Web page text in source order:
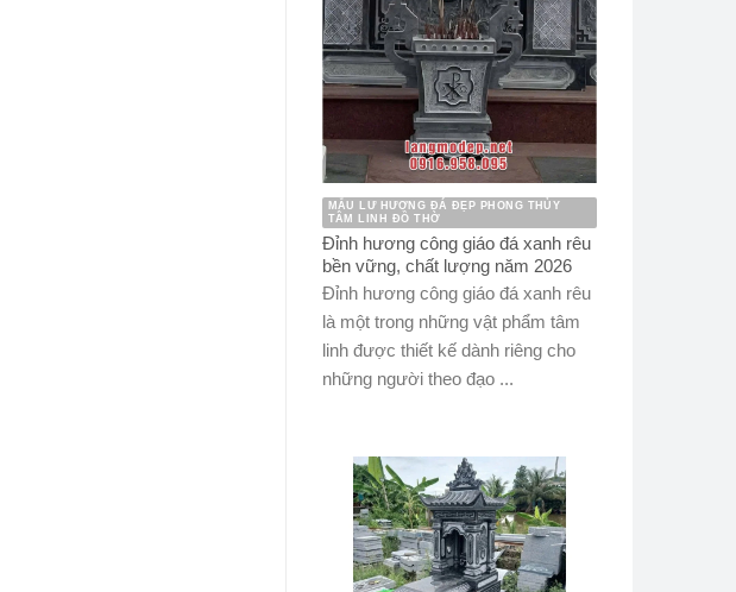
MẪU LƯ HƯƠNG ĐÁ ĐẸP PHONG THỦY
TÂM LINH ĐỒ THỜ
Đỉnh hương công giáo đá xanh rêu
bền vững, chất lượng năm 2026
Đỉnh hương công giáo đá xanh rêu
là một trong những vật phẩm tâm
linh được thiết kế dành riêng cho
những người theo đạo ...